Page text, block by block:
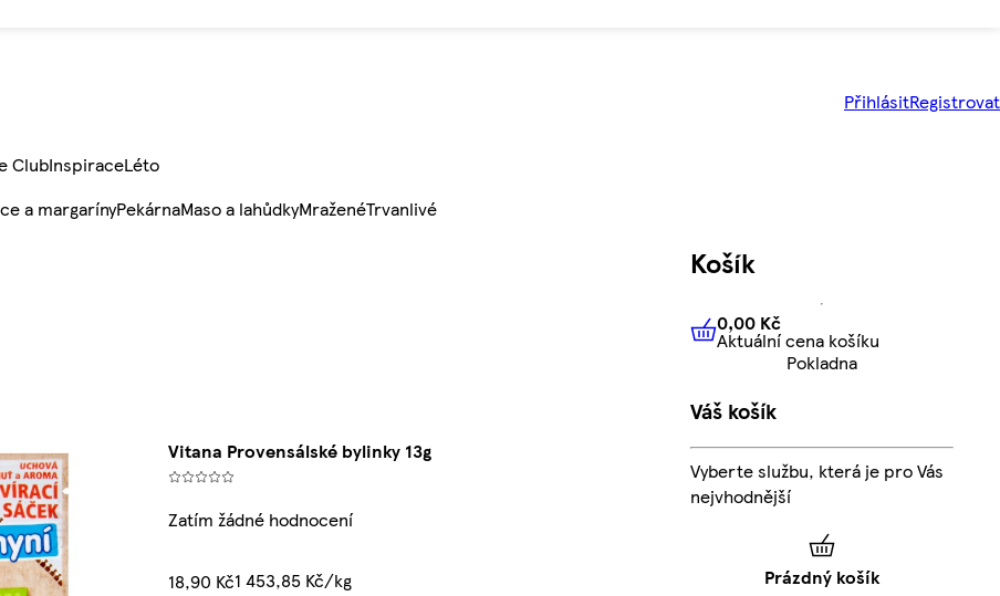
PřihlásitRegistrovat
ClubInspiraceLéto
a margarínyPekárnaMaso a lahůdkyMraženéTrvanlivé
Vitana Provensálské bylinky 13g
Zatím žádné hodnocení
18,90 Kč1 453,85 Kč/kg
Košík
0,00 KčAktuální cena košíku
0,00 Kč
Aktuální cena košíku
Pokladna
Váš košík
Vyberte službu, která je pro Vás
nejvhodnější
Prázdný košík